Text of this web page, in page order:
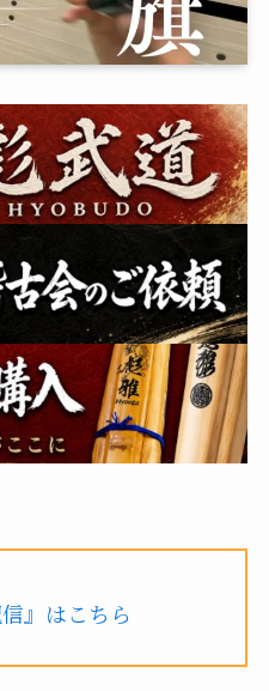
』はこちら